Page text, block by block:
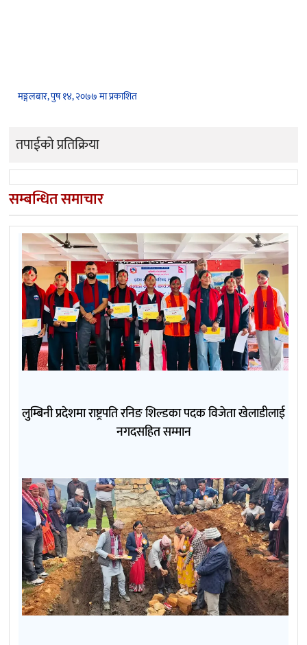
मङ्गलबार, पुष १४, २०७७ मा प्रकाशित
तपाईको प्रतिक्रिया
सम्बन्धित समाचार
लुम्बिनी प्रदेशमा राष्ट्रपति रनिङ शिल्डका पदक विजेता खेलाडीलाई
नगदसहित सम्मान